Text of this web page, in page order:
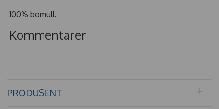
100% bomull.
Kommentarer
PRODUSENT